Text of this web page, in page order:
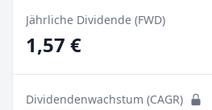
Jährliche Dividende (FWD)
1,57 €
Dividendenwachstum (CAGR)